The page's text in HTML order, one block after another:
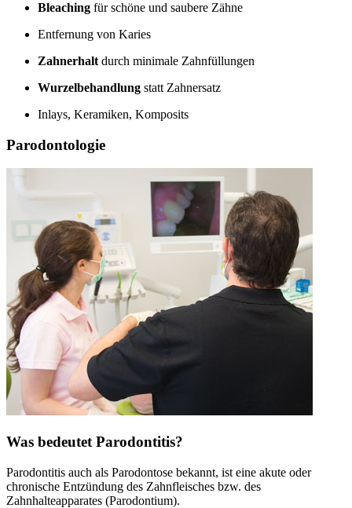
Bleaching für schöne und saubere Zähne
Entfernung von Karies
Zahnerhalt durch minimale Zahnfüllungen
Wurzelbehandlung statt Zahnersatz
Inlays, Keramiken, Komposits
Parodontologie
Was bedeutet Parodontitis?
Parodontitis auch als Parodontose bekannt, ist eine akute oder
chronische Entzündung des Zahnfleisches bzw. des
Zahnhalteapparates (Parodontium).